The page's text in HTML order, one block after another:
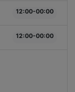
12:00-00:00
12:00-00:00